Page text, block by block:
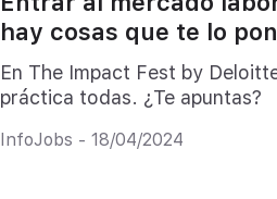
hay cosas que te lo
En The Impact Fest by
práctica todas. ¿Te apuntas?
InfoJobs - 18/04/2024